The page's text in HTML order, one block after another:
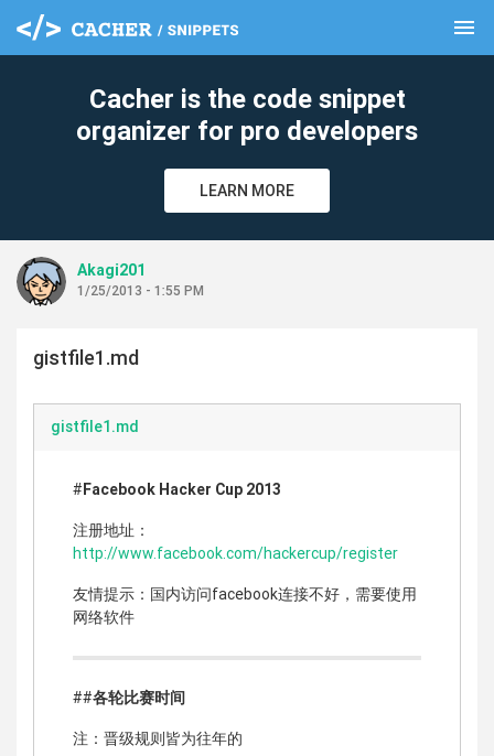
menu
Cacher is the code snippet
organizer for pro developers
LEARN MORE
Akagi201
1/25/2013 - 1:55 PM
gistfile1.md
gistfile1.md
#Facebook Hacker Cup 2013
注册地址：
http://www.facebook.com/hackercup/register
友情提示：国内访问facebook连接不好，需要使用
网络软件
##各轮比赛时间
注：晋级规则皆为往年的
clear